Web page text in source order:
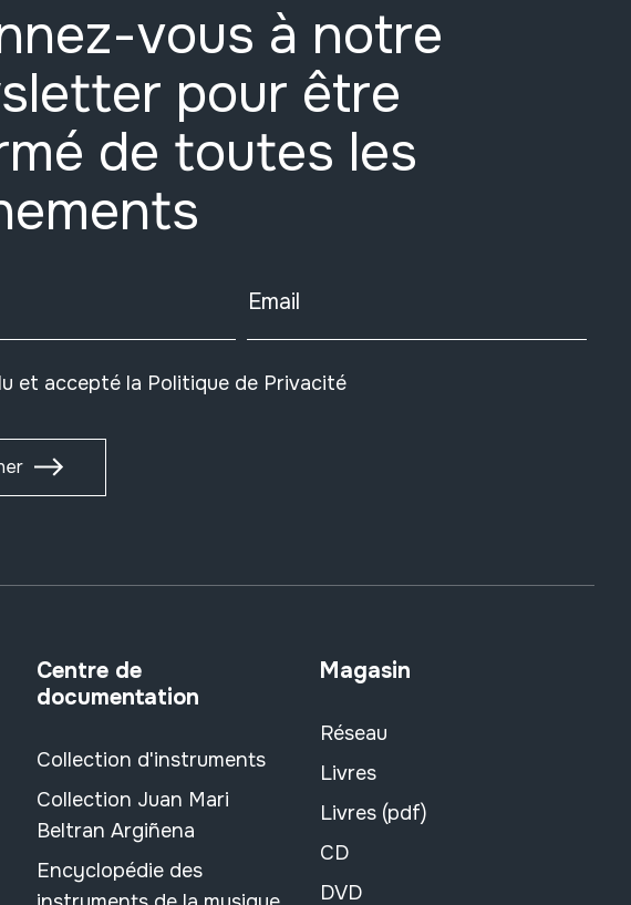
vous à notre
pour être
de toutes les
Email
et accepté la Politique de Privacité
Centre de
documentation
Collection d'instruments
Collection Juan Mari
Beltran Argiñena
Encyclopédie des
Magasin
Réseau
Livres
Livres (pdf)
CD
DVD